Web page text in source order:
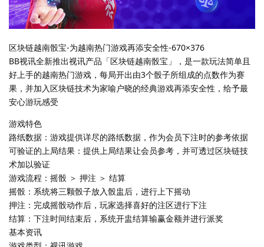
区块链越南骰宝-为越南热门游戏再添安全性-670×376
BB视讯全新推出视讯产品「区块链越南骰宝」，是一款玩法简单且
好上手的越南热门游戏，每局开出由3个骰子所组成的点数作为赛
果，并加入区块链技术为家喻户晓的经典游戏再添安全性，给予最
安心游玩感受
游戏特色
路纸数据：游戏提供详尽的路纸数据，作为会员下注时的参考依据
可验证的上局结果：提供上局结果让会员参考，并可透过区块链技
术加以验证
游戏流程：摇骰 ＞ 押注 ＞ 结算
摇骰：系统将三颗骰子放入骰盅后，进行上下摇动
押注：完成摇骰动作后，玩家选择喜好的注区进行下注
结算：下注时间结束后，系统开盅结算输赢金额并进行派奖
基本资讯